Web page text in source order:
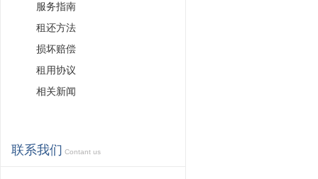
服务指南
租还方法
损坏赔偿
租用协议
相关新闻
联系我们 Contant us